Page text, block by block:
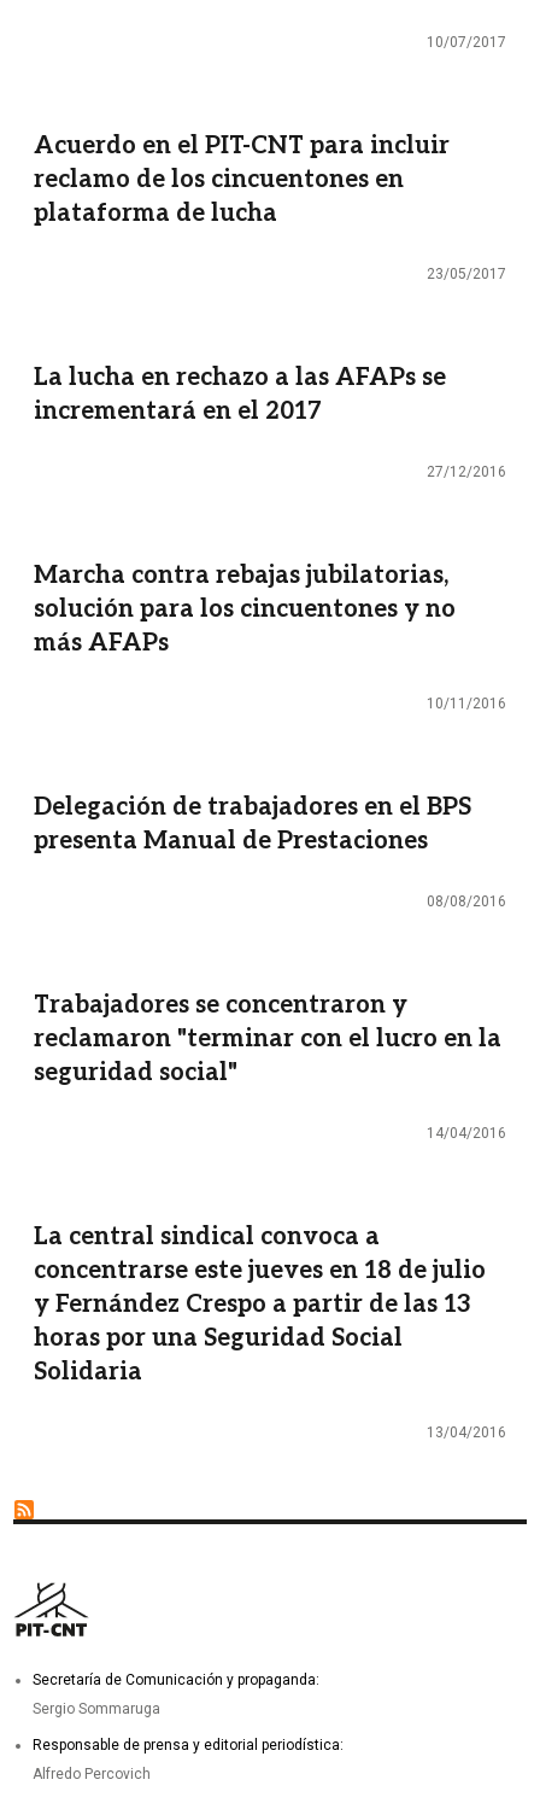
10/07/2017
Acuerdo en el PIT-CNT para incluir
reclamo de los cincuentones en
plataforma de lucha
23/05/2017
La lucha en rechazo a las AFAPs se
incrementará en el 2017
27/12/2016
Marcha contra rebajas jubilatorias,
solución para los cincuentones y no
más AFAPs
10/11/2016
Delegación de trabajadores en el BPS
presenta Manual de Prestaciones
08/08/2016
Trabajadores se concentraron y
reclamaron "terminar con el lucro en la
seguridad social"
14/04/2016
La central sindical convoca a
concentrarse este jueves en 18 de julio
y Fernández Crespo a partir de las 13
horas por una Seguridad Social
Solidaria
13/04/2016
Secretaría de Comunicación y propaganda:
Sergio Sommaruga
Responsable de prensa y editorial periodística:
Alfredo Percovich